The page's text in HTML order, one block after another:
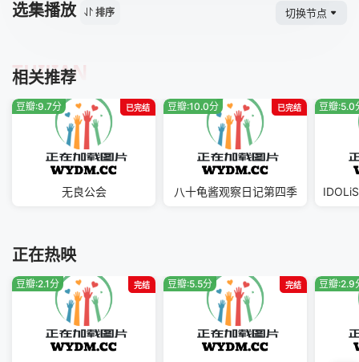
选集播放 排序 切换节点
相关推荐
TUIJIAN
已完结
豆瓣:9.7分
无良公会
已完结
豆瓣:10.0分
八十龟酱观察日记第四季
豆瓣:5.0
正在热映
完结
豆瓣:2.1分 完结
豆瓣:5.5分 豆瓣:2.9